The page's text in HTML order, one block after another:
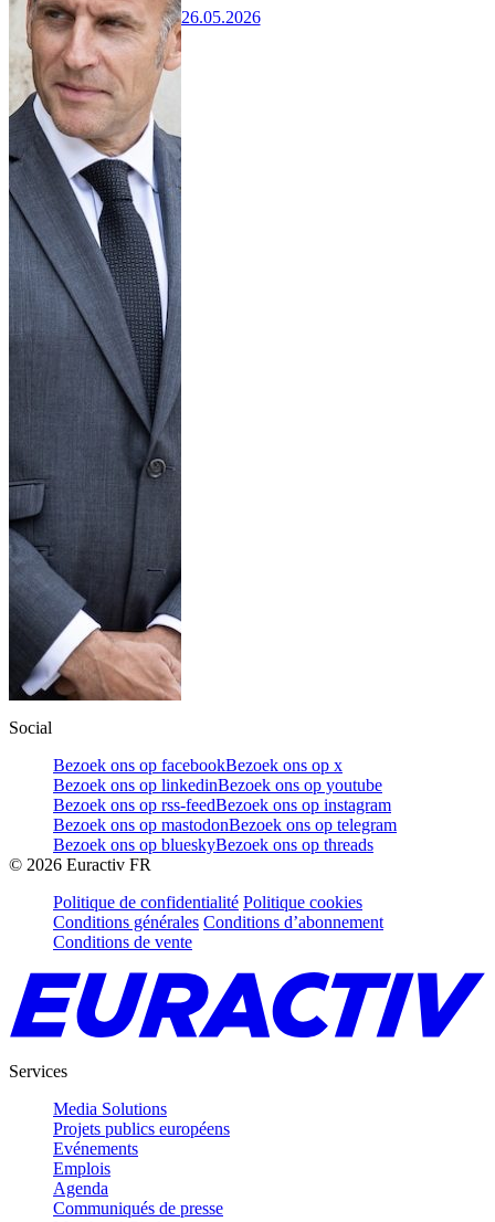
26.05.2026
Social
Bezoek ons op facebookBezoek ons op x
Bezoek ons op linkedinBezoek ons op youtube
Bezoek ons op rss-feedBezoek ons op instagram
Bezoek ons op mastodonBezoek ons op telegram
Bezoek ons op blueskyBezoek ons op threads
© 2026 Euractiv FR
Politique de confidentialité Politique cookies
Conditions générales Conditions d’abonnement
Conditions de vente
Services
Media Solutions
Projets publics européens
Evénements
Emplois
Agenda
Communiqués de presse